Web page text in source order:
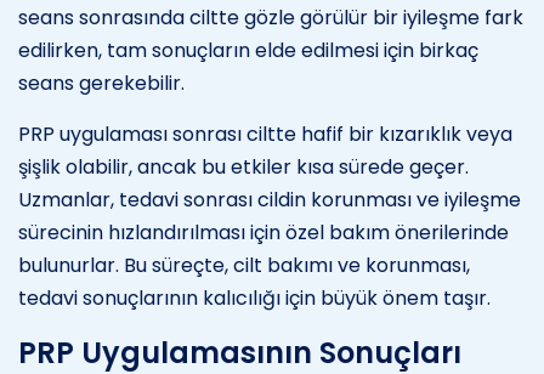
seans sonrasında ciltte gözle görülür bir iyileşme fark
edilirken, tam sonuçların elde edilmesi için birkaç
seans gerekebilir.
PRP uygulaması sonrası ciltte hafif bir kızarıklık veya
şişlik olabilir, ancak bu etkiler kısa sürede geçer.
Uzmanlar, tedavi sonrası cildin korunması ve iyileşme
sürecinin hızlandırılması için özel bakım önerilerinde
bulunurlar. Bu süreçte, cilt bakımı ve korunması,
tedavi sonuçlarının kalıcılığı için büyük önem taşır.
PRP Uygulamasının Sonuçları